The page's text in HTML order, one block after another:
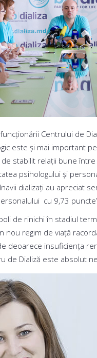
Centrului de
este şi mai important
stabilit relaţii bune
psihologului şi
dializaţi au apreciat
cu 9,73
de rinichi în stadiul
nou regim de viață
deoarece insuficiența
de Dializă este absolut